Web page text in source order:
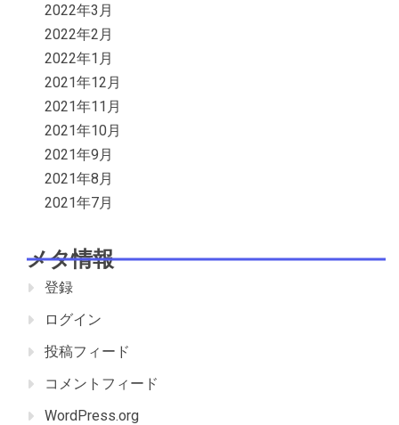
2022年3月
2022年2月
2022年1月
2021年12月
2021年11月
2021年10月
2021年9月
2021年8月
2021年7月
メタ情報
登録
ログイン
投稿フィード
コメントフィード
WordPress.org